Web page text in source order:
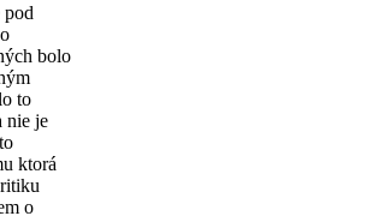
pod
bolo
to
nie je
ktorá
o